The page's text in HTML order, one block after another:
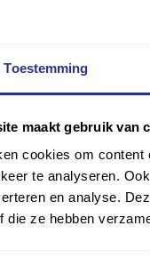
Toestemming
maakt gebruik van
cookies om
te analyseren.
en analyse.
die ze hebben